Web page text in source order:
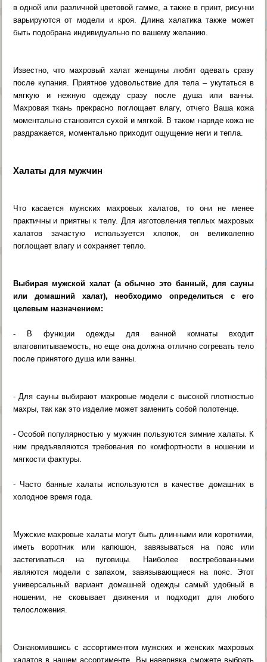
в одной или различной цветовой гамме, а также в принт, рисунки
варьируются от модели и кроя. Длина халатика также может
быть подобрана индивидуально по вашему желанию.
Известно, что махровый халат женщины любят одевать сразу
после купания. Приятное удовольствие для тела – укутаться в
мягкую и нежную одежду сразу после душа или ванны.
Махровая ткань прекрасно поглощает влагу, отчего Ваша кожа
моментально становится сухой и мягкой. В таком наряде кожа не
раздражается, моментально приходит ощущение неги и тепла.
Халаты для мужчин
Что касается мужских махровых халатов, то они не менее
практичны и приятны к телу. Для изготовления теплых махровых
халатов зачастую используется хлопок, он великолепно
поглощает влагу и сохраняет тепло.
Выбирая мужской халат (а обычно это банный, для сауны
или домашний халат), необходимо определиться с его
целевым назначением:
- В функции одежды для ванной комнаты входит
влаговпитываемость, но еще она должна отлично согревать тело
после принятого душа или ванны.
- Для сауны выбирают махровые модели с высокой плотностью
махры, так как это изделие может заменить собой полотенце.
- Особой популярностью у мужчин пользуются зимние халаты. К
ним предъявляются требования по комфортности в ношении и
мягкости фактуры.
- Часто банные халаты используются в качестве домашних в
холодное время года.
Мужские махровые халаты могут быть длинными или короткими,
иметь воротник или капюшон, завязываться на пояс или
застегиваться на пуговицы. Наиболее востребованными
являются модели с запахом, завязывающиеся на пояс. Этот
универсальный вариант домашней одежды самый удобный в
ношении, не сковывает движения и подходит для любого
телосложения.
Ознакомившись с ассортиментом мужских и женских махровых
халатов в нашем ассортименте, Вы наверняка сможете выбрать